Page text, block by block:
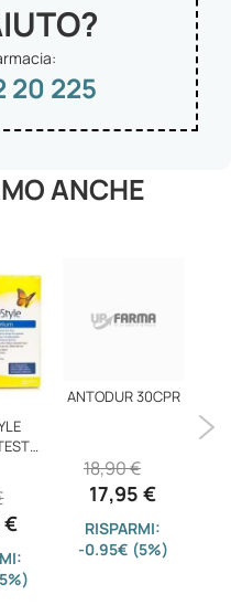
20 225
ANCHE
€
ANTODUR 30CPR
17,95 €
18,90 €
RISPARMI:
-0.95€ (5%)